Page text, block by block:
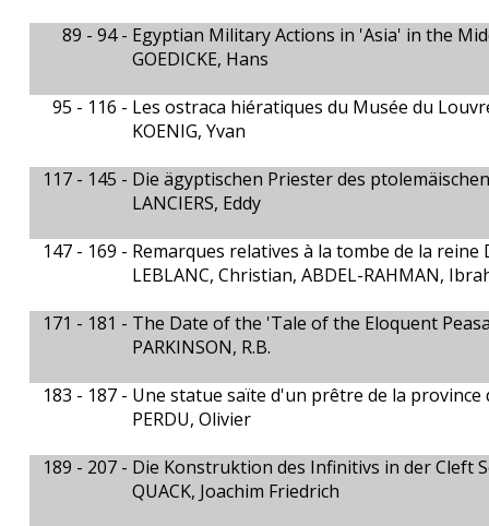
89 - 94 - Egyptian Military Actions in 'Asia' in the
GOEDICKE, Hans
95 - 116 - Les ostraca hiératiques du Musée du
KOENIG, Yvan
117 - 145 - Die ägyptischen Priester des
LANCIERS, Eddy
147 - 169 - Remarques relatives à la tombe de la
LEBLANC, Christian, ABDEL-RAHMAN,
171 - 181 - The Date of the 'Tale of the Eloquent
PARKINSON, R.B.
183 - 187 - Une statue saïte d'un prêtre de la province
PERDU, Olivier
189 - 207 - Die Konstruktion des Infinitivs in der Cleft
QUACK, Joachim Friedrich